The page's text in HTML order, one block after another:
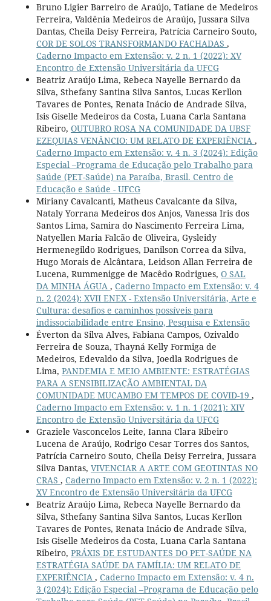
Bruno Ligier Barreiro de Araújo, Tatiane de Medeiros
Ferreira, Valdênia Medeiros de Araújo, Jussara Silva
Dantas, Cheila Deisy Ferreira, Patrícia Carneiro Souto,
COR DE SOLOS TRANSFORMANDO FACHADAS ,
Caderno Impacto em Extensão: v. 2 n. 1 (2022): XV
Encontro de Extensão Universitária da UFCG
Beatriz Araújo Lima, Rebeca Nayelle Bernardo da
Silva, Sthefany Santina Silva Santos, Lucas Kerllon
Tavares de Pontes, Renata Inácio de Andrade Silva,
Isis Giselle Medeiros da Costa, Luana Carla Santana
Ribeiro, OUTUBRO ROSA NA COMUNIDADE DA UBSF
EZEQUIAS VENÂNCIO: UM RELATO DE EXPERIÊNCIA ,
Caderno Impacto em Extensão: v. 4 n. 3 (2024): Edição
Especial –Programa de Educação pelo Trabalho para
Saúde (PET-Saúde) na Paraíba, Brasil. Centro de
Educação e Saúde - UFCG
Miriany Cavalcanti, Matheus Cavalcante da Silva,
Nataly Yorrana Medeiros dos Anjos, Vanessa Iris dos
Santos Lima, Samira do Nascimento Ferreira Lima,
Natyellen Maria Falcão de Oliveira, Gysleidy
Hermenegildo Rodrigues, Danilson Correa da Silva,
Hugo Morais de Alcântara, Leidson Allan Ferreira de
Lucena, Rummenigge de Macêdo Rodrigues, O SAL
DA MINHA ÁGUA , Caderno Impacto em Extensão: v. 4
n. 2 (2024): XVII ENEX - Extensão Universitária, Arte e
Cultura: desafios e caminhos possíveis para
indissociabilidade entre Ensino, Pesquisa e Extensão
Éverton da Silva Alves, Fabiana Campos, Ozivaldo
Ferreira de Souza, Thayná Kelly Formiga de
Medeiros, Edevaldo da Silva, Joedla Rodrigues de
Lima, PANDEMIA E MEIO AMBIENTE: ESTRATÉGIAS
PARA A SENSIBILIZAÇÃO AMBIENTAL DA
COMUNIDADE MUCAMBO EM TEMPOS DE COVID-19 ,
Caderno Impacto em Extensão: v. 1 n. 1 (2021): XIV
Encontro de Extensão Universitária da UFCG
Graziele Vasconcelos Leite, Ianna Clara Ribeiro
Lucena de Araújo, Rodrigo Cesar Torres dos Santos,
Patrícia Carneiro Souto, Cheila Deisy Ferreira, Jussara
Silva Dantas, VIVENCIAR A ARTE COM GEOTINTAS NO
CRAS , Caderno Impacto em Extensão: v. 2 n. 1 (2022):
XV Encontro de Extensão Universitária da UFCG
Beatriz Araújo Lima, Rebeca Nayelle Bernardo da
Silva, Sthefany Santina Silva Santos, Lucas Kerllon
Tavares de Pontes, Renata Inácio de Andrade Silva,
Isis Giselle Medeiros da Costa, Luana Carla Santana
Ribeiro, PRÁXIS DE ESTUDANTES DO PET-SAÚDE NA
ESTRATÉGIA SAÚDE DA FAMÍLIA: UM RELATO DE
EXPERIÊNCIA , Caderno Impacto em Extensão: v. 4 n.
3 (2024): Edição Especial –Programa de Educação pelo